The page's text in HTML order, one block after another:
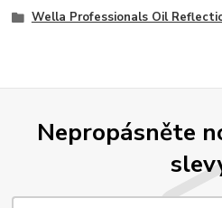
Wella Professionals Oil
Nepropásněte